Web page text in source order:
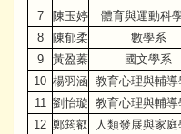
7
陳玉婷 體育與運動科
8
陳郁柔 數學系
9
黃盈蓁 國文學系
10 楊羽涵 教育心理與輔導
11 劉怡璇 教育心理與輔導
12 鄭筠叡 人類發展與家庭